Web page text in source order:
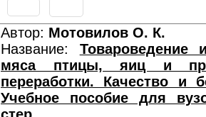
Автор: Мотовилов О. К.
Название: Товароведение
мяса птицы, яиц и
переработки. Качество и
Учебное пособие для